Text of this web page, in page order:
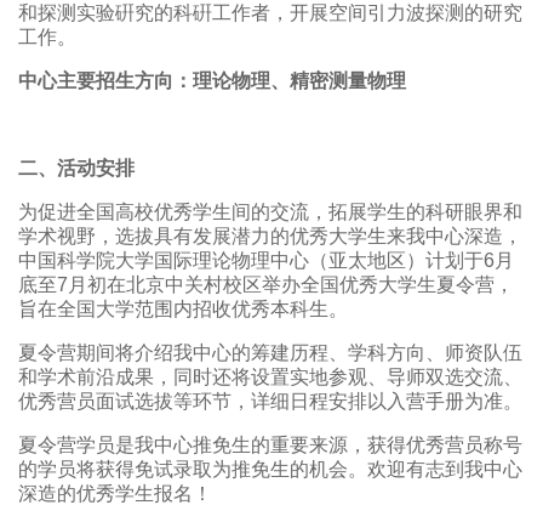
和探测实验硏究的科硏工作者，开展空间引力波探测的研究
工作。
中心主要招生方向：理论物理、精密测量物理
二、活动安排
为促进全国高校优秀学生间的交流，拓展学生的科研眼界和
学术视野，选拔具有发展潜力的优秀大学生来我中心深造，
中国科学院大学国际理论物理中心（亚太地区）计划于6月
底至7月初在北京中关村校区举办全国优秀大学生夏令营，
旨在全国大学范围内招收优秀本科生。
夏令营期间将介绍我中心的筹建历程、学科方向、师资队伍
和学术前沿成果，同时还将设置实地参观、导师双选交流、
优秀营员面试选拔等环节，详细日程安排以入营手册为准。
夏令营学员是我中心推免生的重要来源，获得优秀营员称号
的学员将获得免试录取为推免生的机会。欢迎有志到我中心
深造的优秀学生报名！